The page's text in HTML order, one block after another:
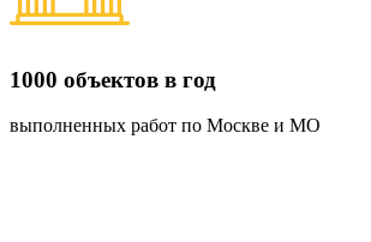
1000 объектов в год
выполненных работ по Москве и МО